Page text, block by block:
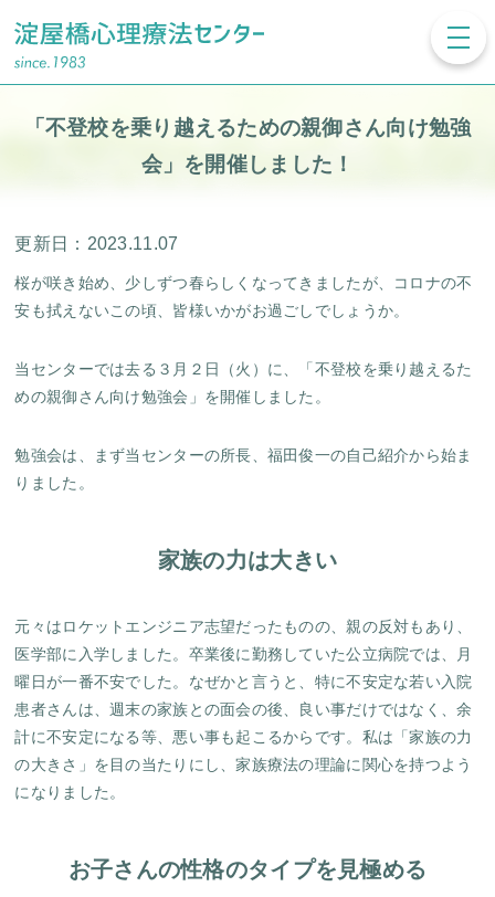
「不登校を乗り越えるための親御さん向け勉強
会」を開催しました！
更新日：2023.11.07
桜が咲き始め、少しずつ春らしくなってきましたが、コロナの不
安も拭えないこの頃、皆様いかがお過ごしでしょうか。
当センターでは去る３月２日（火）に、「不登校を乗り越えるた
めの親御さん向け勉強会」を開催しました。
勉強会は、まず当センターの所長、福田俊一の自己紹介から始ま
りました。
家族の力は大きい
元々はロケットエンジニア志望だったものの、親の反対もあり、
医学部に入学しました。卒業後に勤務していた公立病院では、月
曜日が一番不安でした。なぜかと言うと、特に不安定な若い入院
患者さんは、週末の家族との面会の後、良い事だけではなく、余
計に不安定になる等、悪い事も起こるからです。私は「家族の力
の大きさ」を目の当たりにし、家族療法の理論に関心を持つよう
になりました。
お子さんの性格のタイプを見極める